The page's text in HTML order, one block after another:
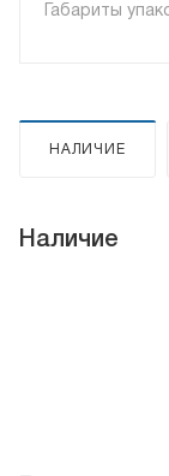
Габариты
НАЛИЧИЕ
Наличие